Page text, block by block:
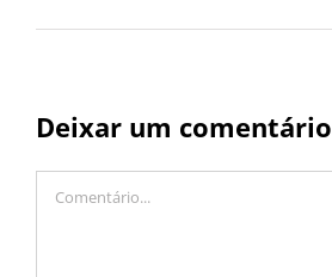
Deixar um comentário